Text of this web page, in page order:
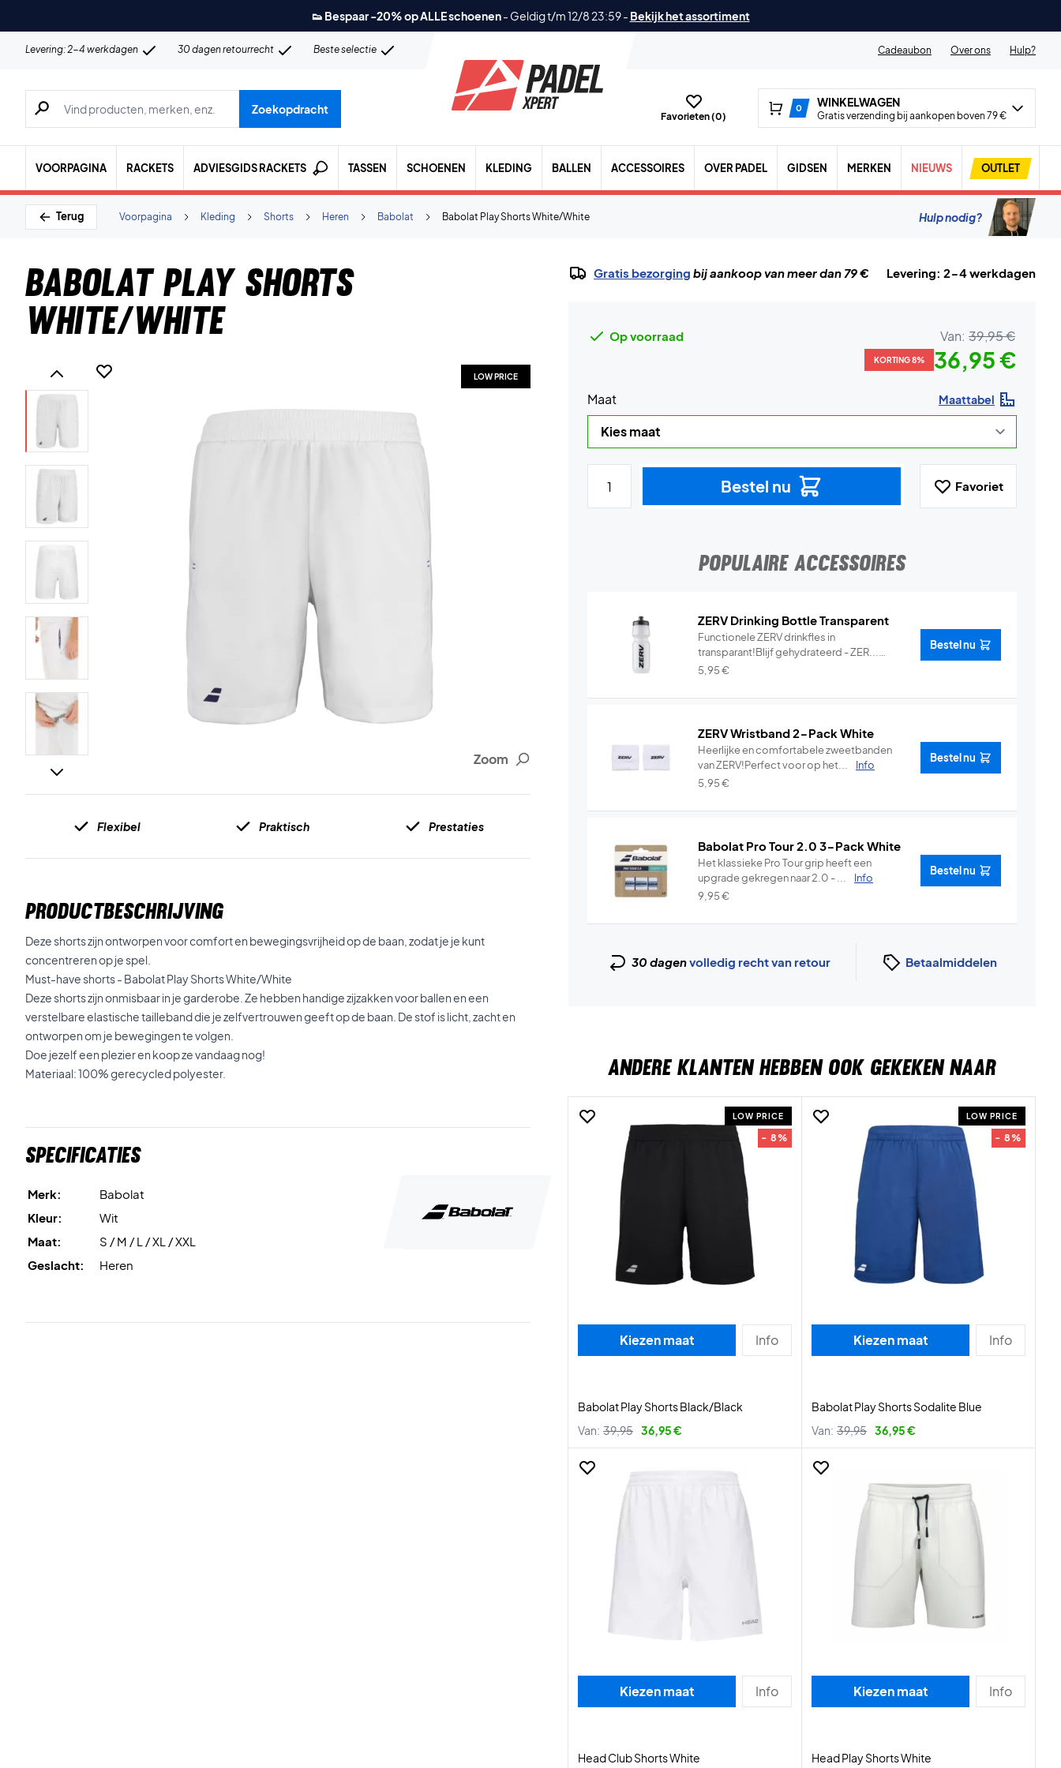
👟 Bespaar -20% op ALLE schoenen- Geldig t/m 12/8 23:59- Bekijk het assortiment
Levering: 2-4 werkdagen 30 dagen retourrecht Beste selectie Cadeaubon Over ons Hulp?
Zoeken naar producten, merken etc.
Zoekopdracht
Favorieten (0)
0 WINKELWAGEN
Gratis verzending bij aankopen boven 79 €
VOORPAGINA RACKETS ADVIESGIDS RACKETS TASSEN SCHOENEN KLEDING BALLEN ACCESSOIRES OVER PADEL GIDSEN MERKEN NIEUWS OUTLET
Terug Babolat Play Shorts White/White
Babolat
Heren
Shorts
Kleding
Voorpagina Hulp nodig?
Babolat Play Shorts
White/White
Zoom
LOW PRICE
Flexibel Praktisch Prestaties
PRODUCTBESCHRIJVING
Deze shorts zijn ontworpen voor comfort en bewegingsvrijheid op de baan, zodat je je kunt
concentreren op je spel.
Must-have shorts - Babolat Play Shorts White/White
Deze shorts zijn onmisbaar in je garderobe. Ze hebben handige zijzakken voor ballen en een
verstelbare elastische tailleband die je zelfvertrouwen geeft op de baan. De stof is licht, zacht en
ontworpen om je bewegingen te volgen.
Doe jezelf een plezier en koop ze vandaag nog!
Materiaal: 100% gerecycled polyester.
Specificaties
Merk:
Babolat
Kleur:
Wit
Maat:
S / M / L / XL / XXL
Geslacht:
Heren
Gratis bezorging bij aankoop van meer dan 79 € Levering: 2-4 werkdagen
Op voorraad Van: 39,95 €
KORTING 8% 36,95 €
Maat Maattabel
Bestel nu Favoriet
POPULAIRE ACCESSOIRES
ZERV Drinking Bottle Transparent
Functionele ZERV drinkfles in
transparant!Blijf gehydrateerd - ZER...
Info
5,95€
Bestel nu
ZERV Wristband 2-Pack White
Heerlijke en comfortabele zweetbanden
van ZERV!Perfect voor op het...
Info
5,95€
Bestel nu
Babolat Pro Tour 2.0 3-Pack White
Het klassieke Pro Tour grip heeft een
upgrade gekregen naar 2.0 - ...
Info
9,95€
Bestel nu
30 dagenvolledig recht van retour Betaalmiddelen
ANDERE KLANTEN HEBBEN OOK GEKEKEN NAAR
LOW PRICE
- 8%
Kiezen maat Info
Babolat Play Shorts Black/Black
Van: 39,95 36,95 €
LOW PRICE
- 8%
Kiezen maat Info
Babolat Play Shorts Sodalite Blue
Van: 39,95 36,95 €
Kiezen maat Info
Head Club Shorts White
Kiezen maat Info
Head Play Shorts White